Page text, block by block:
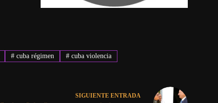
# cuba régimen #cuba violencia
SIGUIENTE ENTRADA